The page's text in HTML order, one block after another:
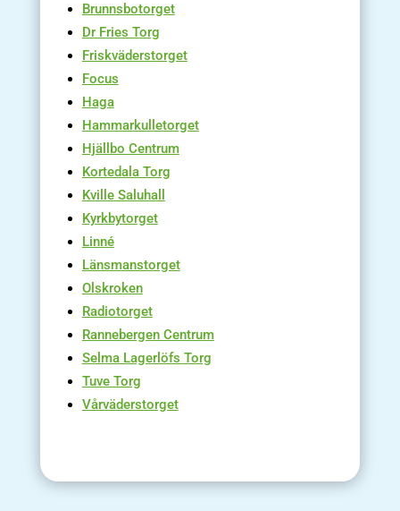
Brunnsbotorget
Dr Fries Torg
Friskväderstorget
Focus
Haga
Hammarkulletorget
Hjällbo Centrum
Kortedala Torg
Kville Saluhall
Kyrkbytorget
Linné
Länsmanstorget
Olskroken
Radiotorget
Rannebergen Centrum
Selma Lagerlöfs Torg
Tuve Torg
Vårväderstorget